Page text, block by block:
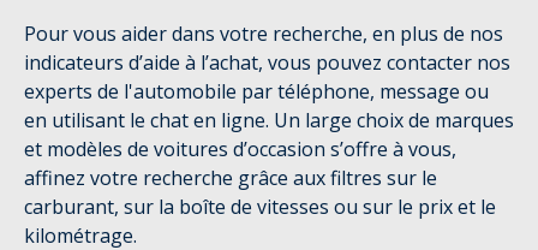
Pour vous aider dans votre recherche, en plus de nos
indicateurs d’aide à l’achat, vous pouvez contacter nos
experts de l'automobile par téléphone, message ou
en utilisant le chat en ligne. Un large choix de marques
et modèles de voitures d’occasion s’offre à vous,
affinez votre recherche grâce aux filtres sur le
carburant, sur la boîte de vitesses ou sur le prix et le
kilométrage.